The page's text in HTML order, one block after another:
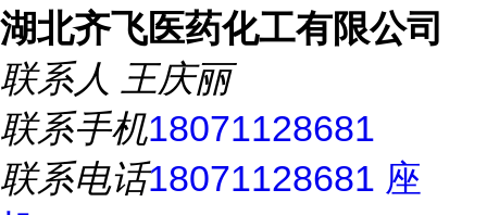
湖北齐飞医药化工有限公司
联系人 王庆丽
联系手机18071128681
联系电话18071128681 座